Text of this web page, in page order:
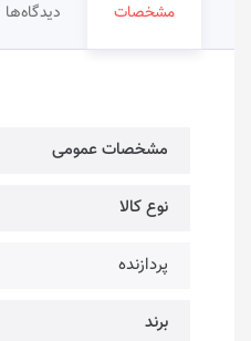
مشخصات دیدگاه‌ها
مشخصات عمومی
نوع کالا
پردازنده
برند